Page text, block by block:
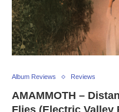
Album Reviews Reviews
AMAMMOTH –